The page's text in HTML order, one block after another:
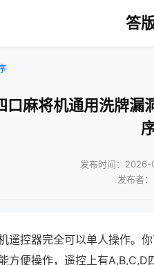
答
口麻将机通用洗牌
发布时间：2026-
发布者
遥控器完全可以单人操作。
方便操作，遥控上有